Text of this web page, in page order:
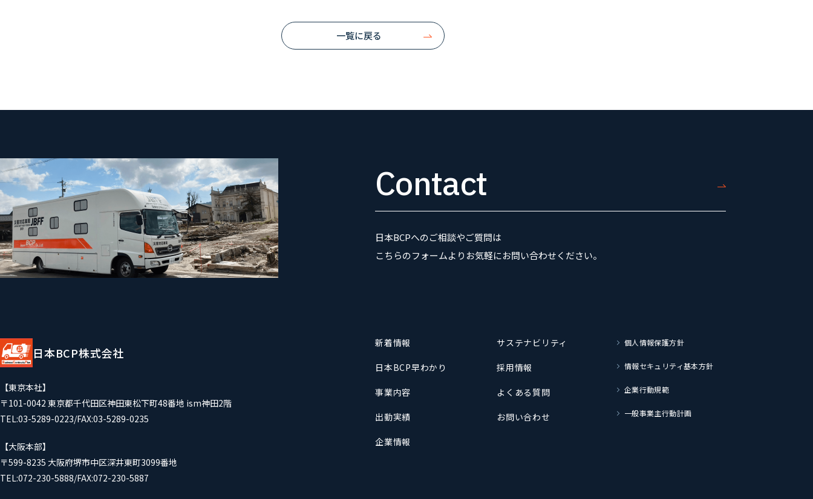
一覧に戻る
Contact
日本BCPへのご相談やご質問は
こちらのフォームよりお気軽にお問い合わせください。
日本BCP株式会社
【東京本社】
〒101-0042 東京都千代田区神田東松下町48番地 ism神田2階
TEL:03-5289-0223/FAX:03-5289-0235
【大阪本部】
〒599-8235 大阪府堺市中区深井東町3099番地
TEL:072-230-5888/FAX:072-230-5887
新着情報
日本BCP早わかり
事業内容
出動実績
企業情報
サステナビリティ
採用情報
よくある質問
お問い合わせ
個人情報保護方針
情報セキュリティ基本方針
企業行動規範
一般事業主行動計画